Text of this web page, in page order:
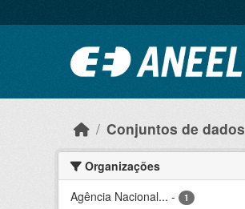
Conjuntos de dados
Organizações
Agência Nacional... - 1